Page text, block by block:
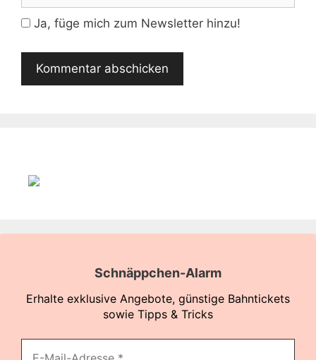
Adresse
Ja, füge mich zum Newsletter hinzu!
Schnäppchen-Alarm
Erhalte exklusive Angebote, günstige Bahntickets
sowie Tipps & Tricks